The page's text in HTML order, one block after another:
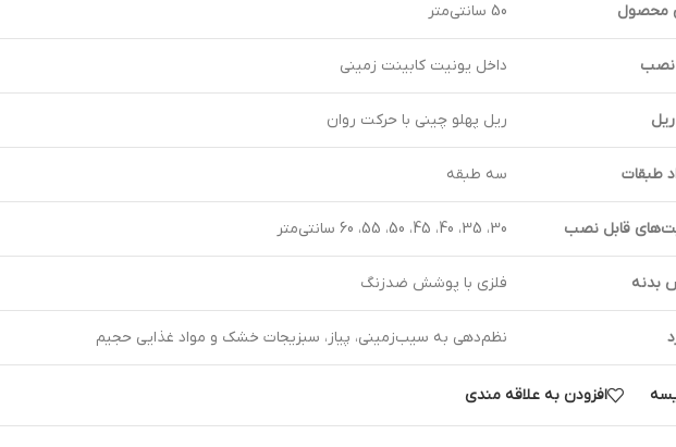
محصول 50 سانتی‌متر
نصب داخل یونیت کابینت زمینی
ریل پهلو چینی با حرکت روان
طبقات سه طبقه
قابل نصب 30، 35، 40، 45، 50، 55، 60 سانتی‌متر
بدنه فلزی با پوشش ضدزنگ
نظم‌دهی به سیب‌زمینی، پیاز، سبزیجات خشک و مواد غذایی حجیم
افزودن به علاقه مندی